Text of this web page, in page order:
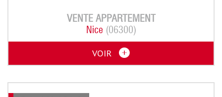
VENTE APPARTEMENT
Nice (06300)
VOIR